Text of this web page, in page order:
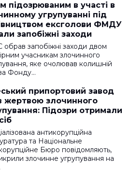
підозрюваним в участі в
угрупуванні під
ексголови ФМДУ
запобіжні заходи
запобіжні заходи двом
учасникам злочинного
яке очолював колишній
Фонду…
припортовий завод
жертвою злочинного
Підозри отримали
антикорупційна
та Національне
Бюро повідомляють,
злочинне угрупування на